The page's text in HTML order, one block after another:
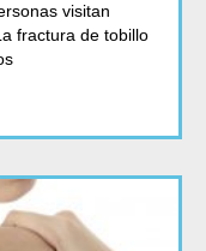
visitan
fractura de tobillo